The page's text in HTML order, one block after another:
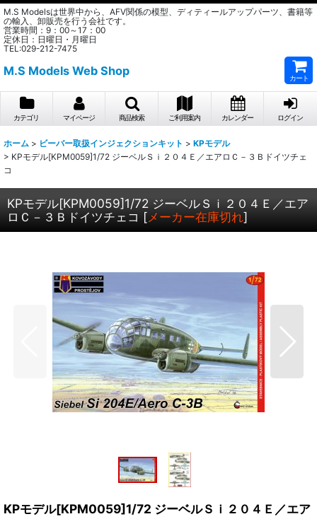
M.S Modelsは世界中から、AFV関係の模型、ディティールアップパーツ、書籍等
の輸入、卸販売を行う会社です。
営業時間：9：00～17：00
定休日：日曜日・月曜日
TEL:029-212-7475
M.S Models Web Shop
カート
カテゴリ マイページ 商品検索 ご利用案内 カレンダー ログイン
ホーム > ビーバー取扱インジェクションキット > KPモデル
> KPモデル[KPM0059]1/72 ジーベルＳｉ２０４Ｅ／エアロＣ－３Ｂドイツチェ
コ
KPモデル[KPM0059]1/72 ジーベルＳｉ２０４Ｅ／エア
ロＣ－３Ｂドイツチェコ [メーカー在庫切れ]
KPモデル[KPM0059]1/72 ジーベルＳｉ２０４Ｅ／エア